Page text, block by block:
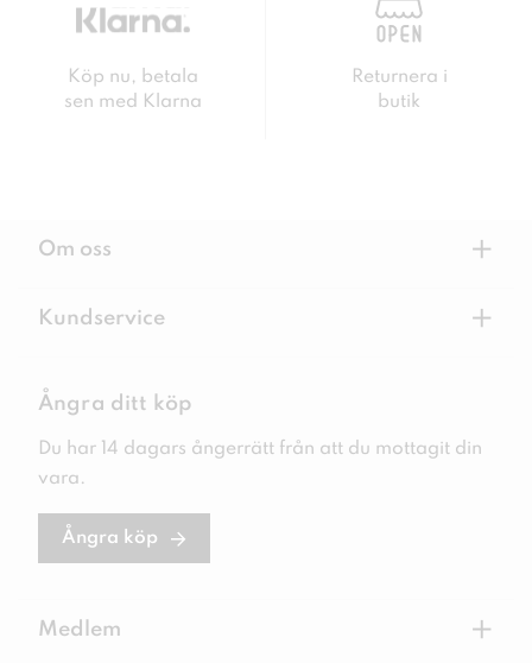
Köp nu, betala
sen med Klarna
Returnera i
butik
Om oss +
Kundservice +
Ångra ditt köp
Du har 14 dagars ångerrätt från att du mottagit din
vara.
Ångra köp
Medlem +